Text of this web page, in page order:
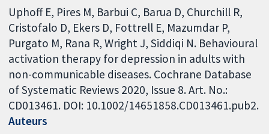
Uphoff E, Pires M, Barbui C, Barua D, Churchill R,
Cristofalo D, Ekers D, Fottrell E, Mazumdar P,
Purgato M, Rana R, Wright J, Siddiqi N. Behavioural
activation therapy for depression in adults with
non-communicable diseases. Cochrane Database
of Systematic Reviews 2020, Issue 8. Art. No.:
CD013461. DOI: 10.1002/14651858.CD013461.pub2.
Auteurs